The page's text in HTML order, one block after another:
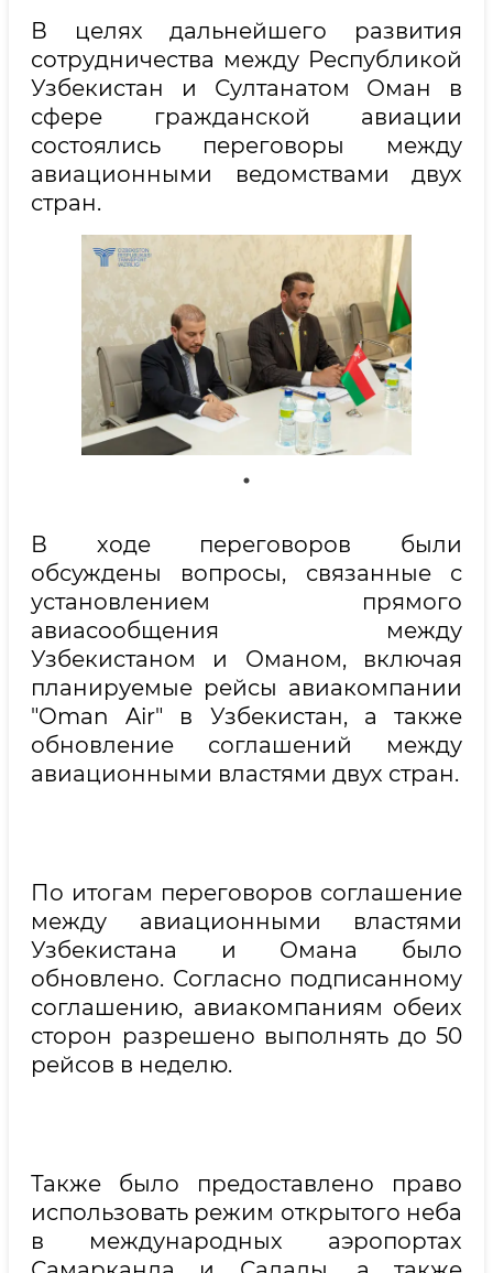
В целях дальнейшего развития
сотрудничества между Республикой
Узбекистан и Султанатом Оман в
сфере гражданской авиации
состоялись переговоры между
авиационными ведомствами двух
стран.
В ходе переговоров были
обсуждены вопросы, связанные с
установлением прямого
авиасообщения между
Узбекистаном и Оманом, включая
планируемые рейсы авиакомпании
"Oman Air" в Узбекистан, а также
обновление соглашений между
авиационными властями двух стран.
По итогам переговоров соглашение
между авиационными властями
Узбекистана и Омана было
обновлено. Согласно подписанному
соглашению, авиакомпаниям обеих
сторон разрешено выполнять до 50
рейсов в неделю.
Также было предоставлено право
использовать режим открытого неба
в международных аэропортах